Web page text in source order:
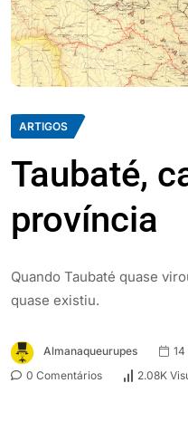
ARTIGOS
Taubaté,
província
Quando Taubaté quase
quase existiu.
Almanaqueurupes
0 Comentários
2.08K